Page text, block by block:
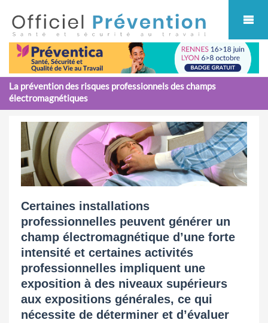
La prévention des risques professionnels des champs
électromagnétiques
Certaines installations
professionnelles peuvent générer un
champ électromagnétique d’une forte
intensité et certaines activités
professionnelles impliquent une
exposition à des niveaux supérieurs
aux expositions générales, ce qui
nécessite de déterminer et d’évaluer